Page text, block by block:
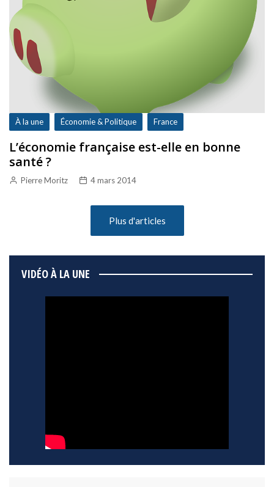
À la une Économie & Politique France
L’économie française est-elle en bonne
santé ?
Pierre Moritz 4 mars 2014
Plus d'articles
VIDÉO À LA UNE